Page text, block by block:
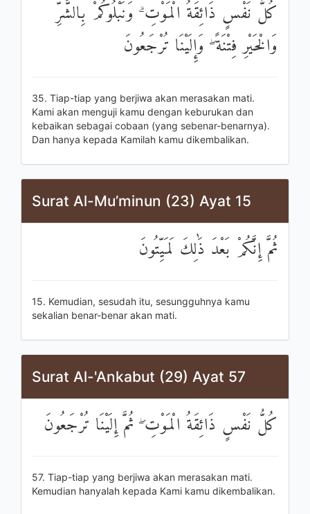
كُلُّ نَفْسٍ ذَائِقَةُ الْمَوْتِ ۗ وَنَبْلُوكُمْ بِالشَّرِّ
وَالْخَيْرِ فِتْنَةً ۖ وَإِلَيْنَا تُرْجَعُونَ
35. Tiap-tiap yang berjiwa akan merasakan mati.
Kami akan menguji kamu dengan keburukan dan
kebaikan sebagai cobaan (yang sebenar-benarnya).
Dan hanya kepada Kamilah kamu dikembalikan.
Surat Al-Mu’minun (23) Ayat 15
ثُمَّ إِنَّكُمْ بَعْدَ ذَٰلِكَ لَمَيِّتُونَ
15. Kemudian, sesudah itu, sesungguhnya kamu
sekalian benar-benar akan mati.
Surat Al-'Ankabut (29) Ayat 57
كُلُّ نَفْسٍ ذَائِقَةُ الْمَوْتِ ۖ ثُمَّ إِلَيْنَا تُرْجَعُونَ
57. Tiap-tiap yang berjiwa akan merasakan mati.
Kemudian hanyalah kepada Kami kamu dikembalikan.